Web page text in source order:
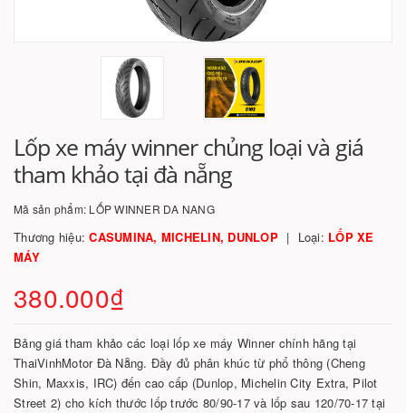
Lốp xe máy winner chủng loại và giá
tham khảo tại đà nẵng
Mã sản phẩm: LỐP WINNER DA NANG
Thương hiệu:CASUMINA, MICHELIN, DUNLOP Loại: LỐP XE
MÁY
380.000₫
Bảng giá tham khảo các loại lốp xe máy Winner chính hãng tại
ThaiVinhMotor Đà Nẵng. Đầy đủ phân khúc từ phổ thông (Cheng
Shin, Maxxis, IRC) đến cao cấp (Dunlop, Michelin City Extra, Pilot
Street 2) cho kích thước lốp trước 80/90-17 và lốp sau 120/70-17 tại